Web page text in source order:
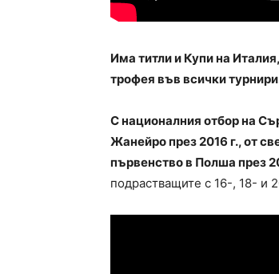
Има титли и Купи на
трофея във всички
С националния отбор на
Жанейро през 2016 г., от
първенство в Полша през
подрастващите с 16-, 18- и